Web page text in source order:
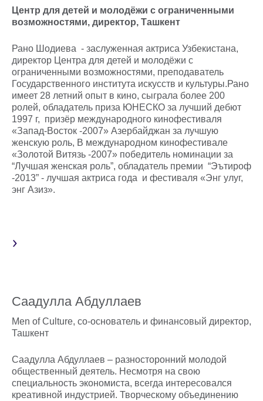
Центр для детей и молодёжи с ограниченными
возможностями, директор, Ташкент
Рано Шодиева - заслуженная актриса Узбекистана,
директор Центра для детей и молодёжи с
ограниченными возможностями, преподаватель
Государственного института искусств и культуры.Рано
имеет 28 летний опыт в кино, сыграла более 200
ролей, обладатель приза ЮНЕСКО за лучший дебют
1997 г, призёр международного кинофестиваля
«Запад-Восток -2007» Азербайджан за лучшую
женскую роль, В международном кинофестивале
«Золотой Витязь -2007» победитель номинации за
“Лучшая женская роль”, обладатель премии “Эътироф
-2013” - лучшая актриса года и фестиваля «Энг улуг,
энг Азиз».
Саадулла Абдуллаев
Men of Culture, со-основатель и финансовый директор,
Ташкент
Саадулла Абдуллаев – разносторонний молодой
общественный деятель. Несмотря на свою
специальность экономиста, всегда интересовался
креативной индустрией. Творческому объединению